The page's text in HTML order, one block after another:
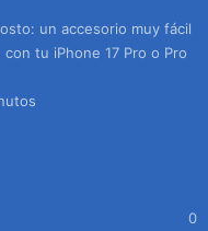
un accesorio muy fácil
tu iPhone 17 Pro o Pro
0